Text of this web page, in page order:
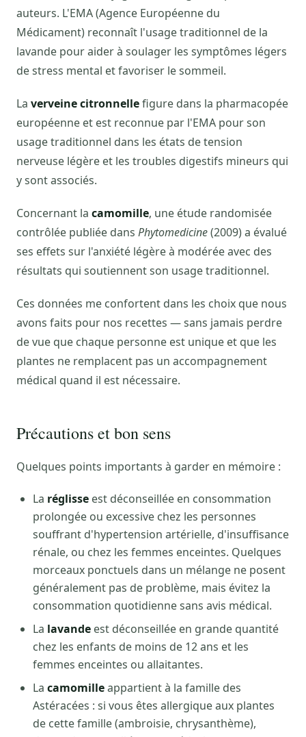
auteurs. L'EMA (Agence Européenne du
Médicament) reconnaît l'usage traditionnel de la
lavande pour aider à soulager les symptômes légers
de stress mental et favoriser le sommeil.
La verveine citronnellefigure dans la pharmacopée
européenne et est reconnue par l'EMA pour son
usage traditionnel dans les états de tension
nerveuse légère et les troubles digestifs mineurs qui
y sont associés.
Concernant la camomille, une étude randomisée
contrôlée publiée dans Phytomedicine(2009) a évalué
ses effets sur l'anxiété légère à modérée avec des
résultats qui soutiennent son usage traditionnel.
Ces données me confortent dans les choix que nous
avons faits pour nos recettes — sans jamais perdre
de vue que chaque personne est unique et que les
plantes ne remplacent pas un accompagnement
médical quand il est nécessaire.
Précautions et bon sens
Quelques points importants à garder en mémoire :
La réglisse est déconseillée en consommation
prolongée ou excessive chez les personnes
souffrant d'hypertension artérielle, d'insuffisance
rénale, ou chez les femmes enceintes. Quelques
morceaux ponctuels dans un mélange ne posent
généralement pas de problème, mais évitez la
consommation quotidienne sans avis médical.
La lavande est déconseillée en grande quantité
chez les enfants de moins de 12 ans et les
femmes enceintes ou allaitantes.
La camomilleappartient à la famille des
Astéracées : si vous êtes allergique aux plantes
de cette famille (ambroisie, chrysanthème),